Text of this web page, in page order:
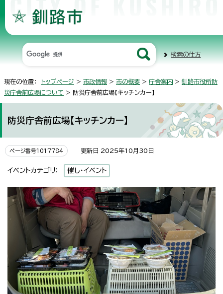
検索の仕方
現在の位置： トップページ > 市政情報 > 市の概要 > 庁舎案内 > 釧路市役所防
災庁舎前広場について > 防災庁舎前広場【キッチンカー】
防災庁舎前広場【キッチンカー】
ページ番号1017784 更新日 2025年10月30日
イベントカテゴリ： 催し・イベント